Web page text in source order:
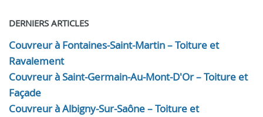
DERNIERS ARTICLES
Couvreur à Fontaines-Saint-Martin – Toiture et
Ravalement
Couvreur à Saint-Germain-Au-Mont-D'Or – Toiture et
Façade
Couvreur à Albigny-Sur-Saône – Toiture et